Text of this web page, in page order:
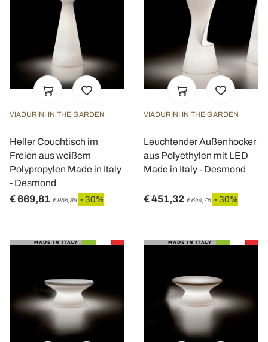
VIADURINI IN THE GARDEN
Heller Couchtisch im
Freien aus weißem
Polypropylen Made in Italy
- Desmond
€ 669,81 € 956,88 - 30%
VIADURINI IN THE GARDEN
Leuchtender Außenhocker
aus Polyethylen mit LED
Made in Italy - Desmond
€ 451,32 € 644,75 - 30%